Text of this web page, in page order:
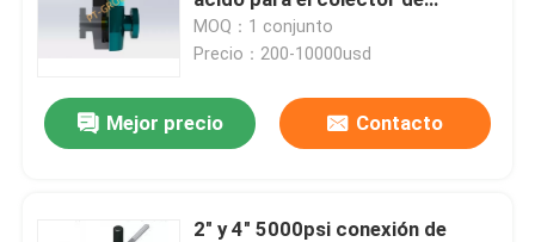
Pistón de la bomba de barro
Manguera de la perforación rotatoria
estrangulamiento y el árbol de
Navidad
MOQ：1 conjunto
Precio：200-10000usd
Mejor precio Contacto
2" y 4" 5000psi conexión de